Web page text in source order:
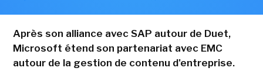
Après son alliance avec SAP autour de Duet,
Microsoft étend son partenariat avec EMC
autour de la gestion de contenu d'entreprise.